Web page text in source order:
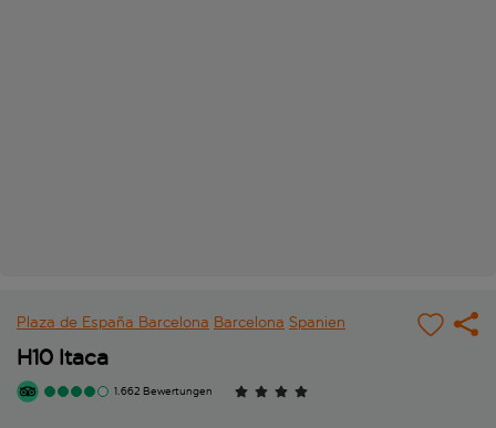
Plaza de España Barcelona Barcelona Spanien
H10 Itaca
1.662 Bewertungen